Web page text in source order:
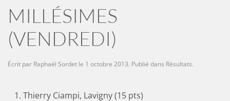
MILLÉSIMES
(VENDREDI)
Écrit par Raphaël Sordet le 1 octobre 2013. Publié dans Résultats.
Thierry Ciampi, Lavigny (15 pts)